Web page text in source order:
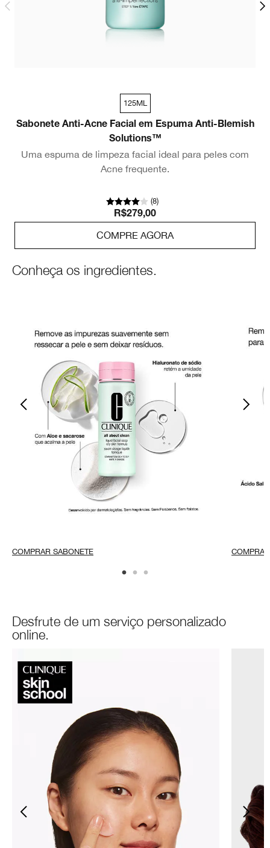
125ML
Sabonete Anti-Acne Facial em Espuma Anti-Blemish
Solutions™
Uma espuma de limpeza facial ideal para peles com
Acne frequente.
(8)
R$279,00
COMPRE AGORA
Conheça os ingredientes.
COMPRAR SABONETE
Desfrute de um serviço personalizado
online.